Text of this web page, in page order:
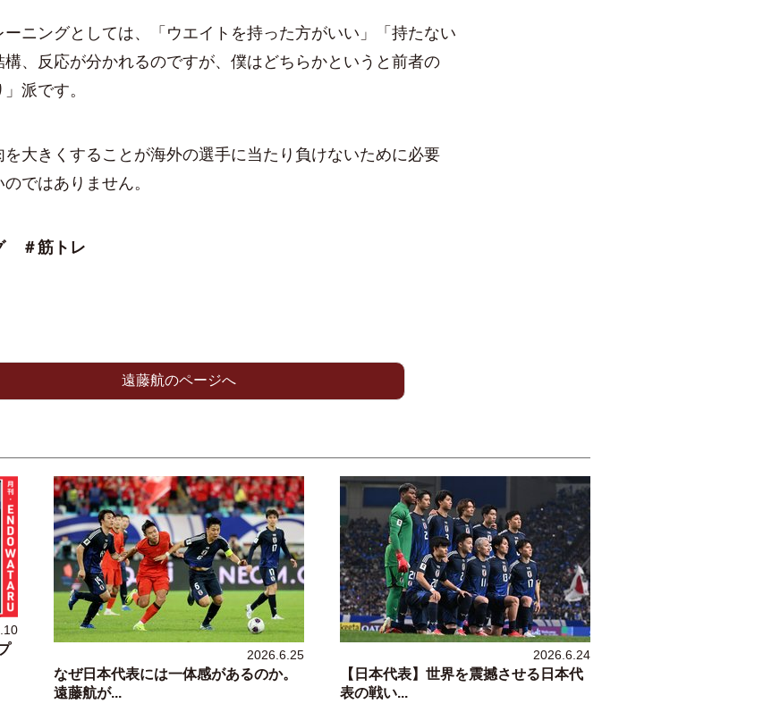
ニングとしては、「ウエイトを持った方がいい」「持たない
、反応が分かれるのですが、僕はどちらかというと前者の
派です。
を大きくすることが海外の選手に当たり負けないために必要
ではありません。
＃筋トレ
遠藤航のページへ
2026.6.25
なぜ日本代表には一体感があるのか。
遠藤航が...
2026.6.24
【日本代表】世界を震撼させる日本代
表の戦い...